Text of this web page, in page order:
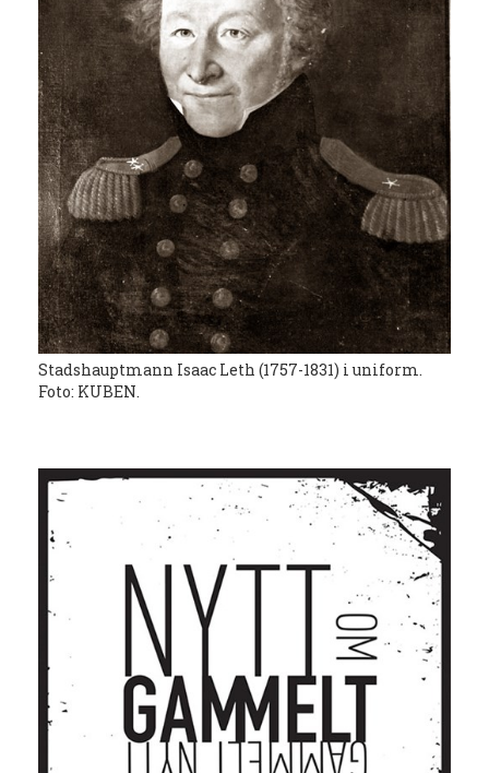
Stadshauptmann Isaac Leth (1757-1831) i uniform.
Foto: KUBEN.